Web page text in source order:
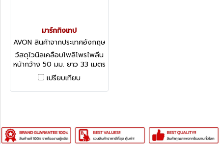
มาร์กกิงเทป
AVON สินค้าจากประเทศอังกฤษ
-1
วัสดุไวนิลเคลือบโพลิโพรไพลีน
หน้ากว้าง 50 มม. ยาว 33 เมตร
Hazard Tape, Pipeline
Marking & Identification
Tape
เปรียบเทียบ